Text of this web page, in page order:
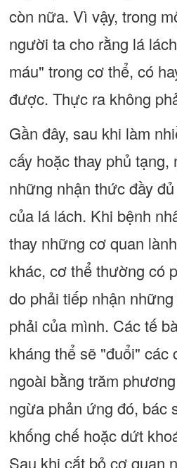
còn nữa. Vì vậy, trong
người ta cho rằng lá
máu" trong cơ thể, có
được. Thực ra không
Gần đây, sau khi làm
cấy hoặc thay phủ
những nhận thức đầy
của lá lách. Khi bệnh
thay những cơ quan
khác, cơ thể thường có
do phải tiếp nhận
phải của mình. Các tế
kháng thể sẽ "đuổi" các
ngoài bằng trăm
ngừa phản ứng đó, bác
khống chế hoặc dứt
Sau khi cắt bỏ cơ quan